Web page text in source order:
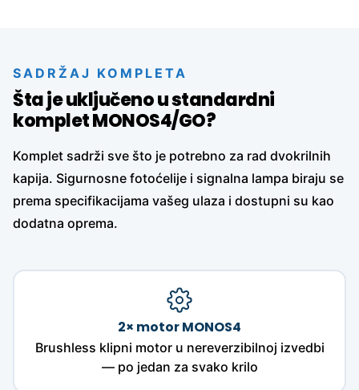
SADRŽAJ KOMPLETA
Šta je uključeno u standardni
komplet MONOS4/GO?
Komplet sadrži sve što je potrebno za rad dvokrilnih
kapija. Sigurnosne fotoćelije i signalna lampa biraju se
prema specifikacijama vašeg ulaza i dostupni su kao
dodatna oprema.
2× motor MONOS4
Brushless klipni motor u nereverzibilnoj izvedbi
— po jedan za svako krilo